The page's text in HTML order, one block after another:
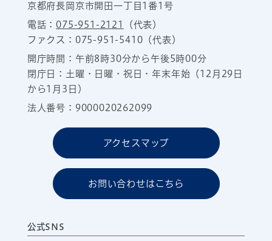
京都府長岡京市開田一丁目1番1号
電話：075-951-2121
（代表）
ファクス：075-951-5410（代表）
開庁時間：午前8時30分から午後5時00分
閉庁日：土曜・日曜・祝日・年末年始（12月29日
から1月3日）
法人番号：9000020262099
アクセスマップ
お問い合わせはこちら
公式SNS